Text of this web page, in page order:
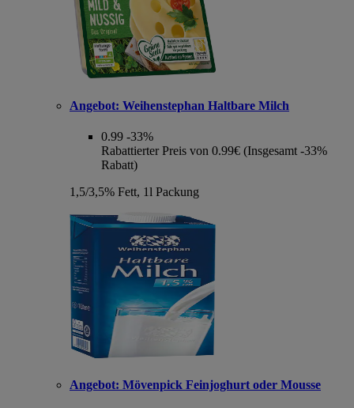
Angebot: Weihenstephan Haltbare Milch
0.99 -33%
Rabattierter Preis von 0.99€ (Insgesamt -33%
Rabatt)
1,5/3,5% Fett, 1l Packung
Angebot: Mövenpick Feinjoghurt oder Mousse